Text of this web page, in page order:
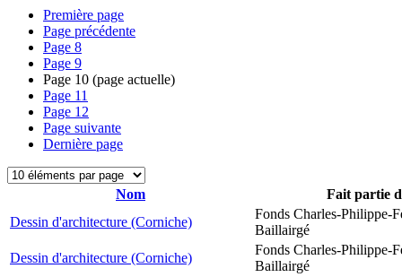
Première page
Page précédente
Page 8
Page 9
Page 10 (page actuelle)
Page 11
Page 12
Page suivante
Dernière page
Nom
Fait partie
Dessin d'architecture (Corniche)
Fonds Charles-Philippe-
Baillairgé
Dessin d'architecture (Corniche)
Fonds Charles-Philippe-
Baillairgé